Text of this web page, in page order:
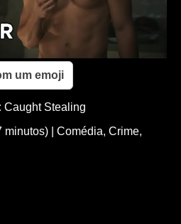
um emoji
Caught Stealing
minutos)
Comédia, Crime,